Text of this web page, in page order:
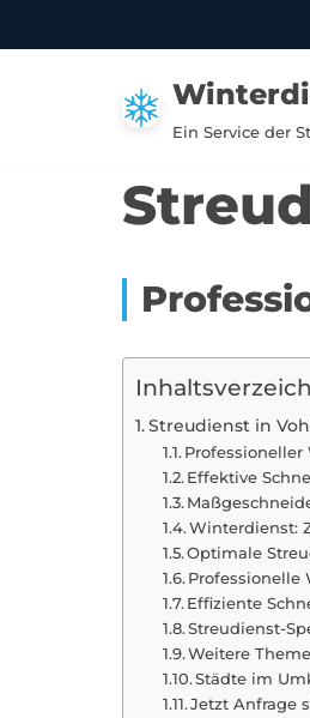
Ein Service der
Streudienst in
Effektive
Winterdienst:
Optimale
Effiziente
Streudienst-
Weitere
Städte im
Jetzt Anfrage